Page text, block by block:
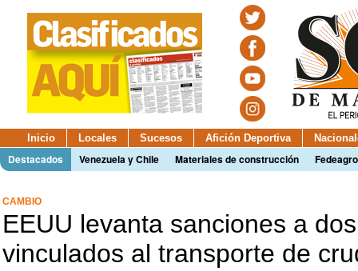
Inicio Locales Sucesos Afición Deportiva
Destacados Venezuela y Chile Materiales de construcción Fedeagro
CAMBIO
EEUU levanta sanciones a
vinculados al transporte de